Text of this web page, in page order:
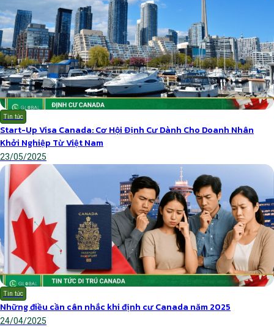
Tin tức
Start-Up Visa Canada: Cơ Hội Định Cư Dành Cho Doanh Nhân
Khởi Nghiệp Từ Việt Nam
23/05/2025
Tin tức
Những điều cần cân nhắc khi định cư Canada năm 2025
24/04/2025